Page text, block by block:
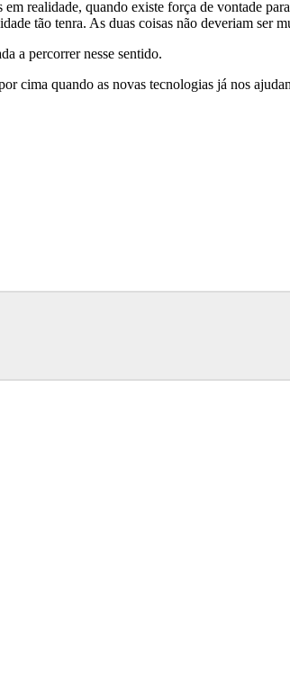
realidade, quando existe força de vontade
tão tenra. As duas coisas não deveriam ser
a percorrer nesse sentido.
cima quando as novas tecnologias já nos